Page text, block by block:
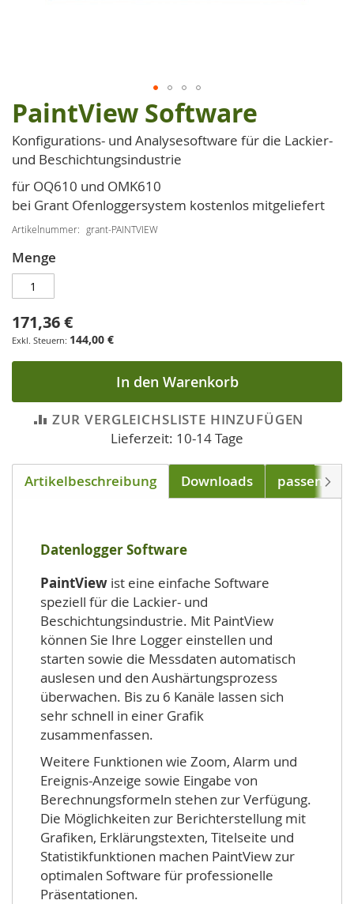
Zum
Anfang
der
Bildgalerie
springen
PaintView Software
Konfigurations- und Analysesoftware für die Lackier-
und Beschichtungsindustrie
für OQ610 und OMK610
bei Grant Ofenloggersystem kostenlos mitgeliefert
Artikelnummer grant-PAINTVIEW
Menge
171,36 €
144,00 €
In den Warenkorb
ZUR VERGLEICHSLISTE HINZUFÜGEN
Lieferzeit: 10-14 Tage
Artikelbeschreibung Downloads passend für
Datenlogger Software
PaintView ist eine einfache Software
speziell für die Lackier- und
Beschichtungsindustrie. Mit PaintView
können Sie Ihre Logger einstellen und
starten sowie die Messdaten automatisch
auslesen und den Aushärtungsprozess
überwachen. Bis zu 6 Kanäle lassen sich
sehr schnell in einer Grafik
zusammenfassen.
Weitere Funktionen wie Zoom, Alarm und
Ereignis-Anzeige sowie Eingabe von
Berechnungsformeln stehen zur Verfügung.
Die Möglichkeiten zur Berichterstellung mit
Grafiken, Erklärungstexten, Titelseite und
Statistikfunktionen machen PaintView zur
optimalen Software für professionelle
Präsentationen.